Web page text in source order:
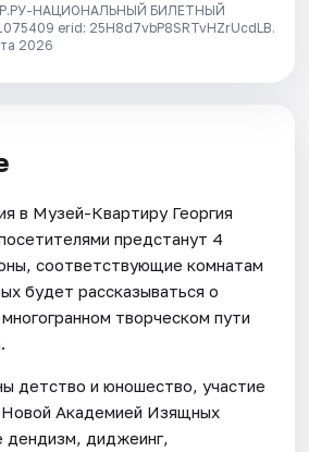
НАЦИОНАЛЬНЫЙ БИЛЕТНЫЙ
erid: 25H8d7vbP8SRTvHZrUcdLB.
2026
в Музей-Квартиру Георгия
предстанут 4
соответствующие комнатам
будет рассказываться о
творческом пути
детство и юношество, участие
Новой Академией Изящных
дендизм, диджеинг,